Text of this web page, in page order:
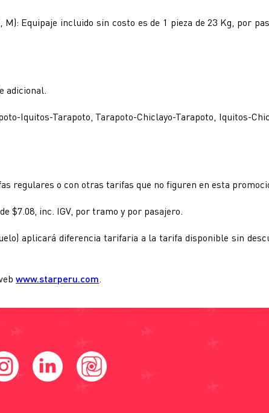
Equipaje incluido sin costo es de 1 pieza de 23 Kg, por
adicional.
Iquitos-Tarapoto, Tarapoto-Chiclayo-Tarapoto, Iquitos-
o con otras tarifas que no figuren en esta
inc. IGV, por tramo y por pasajero.
aplicará diferencia tarifaria a la tarifa disponible sin
www.starperu.com.